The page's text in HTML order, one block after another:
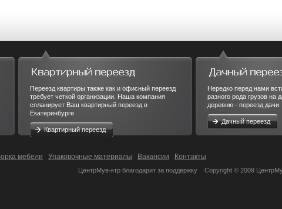
Переезд квартиры также как и офисный переезд
требует четкой организации. Наша компания
спланирует Ваш квартирный переезд в
Екатеринбурге
Квартирный переезд
Нередко перед нами
разного рода грузов на
деревню - переезд дачи.
Дачный переезд
мебели Упаковочные материалы Вакансии Контакты
Copyright © 2009
ЦентрМув-ктр благодарит за поддержку